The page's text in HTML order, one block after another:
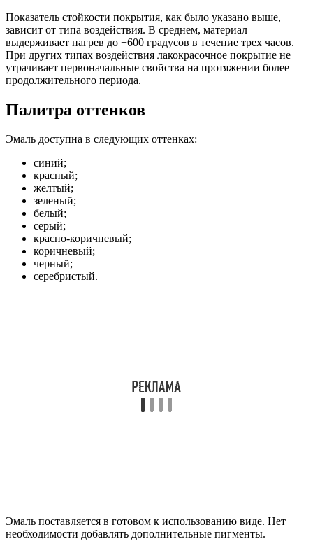
Показатель стойкости покрытия, как было указано выше,
зависит от типа воздействия. В среднем, материал
выдерживает нагрев до +600 градусов в течение трех часов.
При других типах воздействия лакокрасочное покрытие не
утрачивает первоначальные свойства на протяжении более
продолжительного периода.
Палитра оттенков
Эмаль доступна в следующих оттенках:
синий;
красный;
желтый;
зеленый;
белый;
серый;
красно-коричневый;
коричневый;
черный;
серебристый.
Эмаль поставляется в готовом к использованию виде. Нет
необходимости добавлять дополнительные пигменты.